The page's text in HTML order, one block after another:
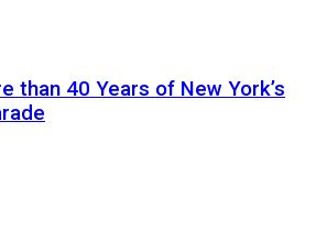
than 40 Years of New York’s